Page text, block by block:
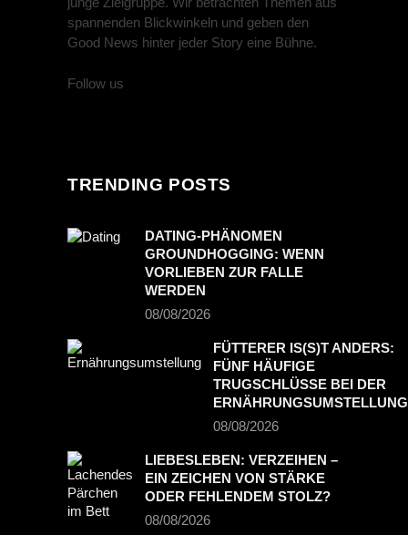
spannenden Blickwinkeln und geben den
Good News hinter jeder Story eine Bühne.
Follow us
TRENDING POSTS
DATING-PHÄNOMEN
GROUNDHOGGING: WENN
VORLIEBEN ZUR FALLE
WERDEN
08/08/2026
FÜTTERER IS(S)T ANDERS:
FÜNF HÄUFIGE
TRUGSCHLÜSSE BEI DER
ERNÄHRUNGSUMSTELLUNG
08/08/2026
LIEBESLEBEN: VERZEIHEN –
EIN ZEICHEN VON STÄRKE
ODER FEHLENDEM STOLZ?
08/08/2026